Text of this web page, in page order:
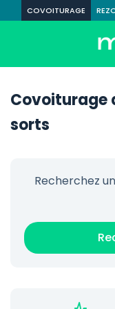
COVOITURAGE
Covoiturage
sorts
Recherchez